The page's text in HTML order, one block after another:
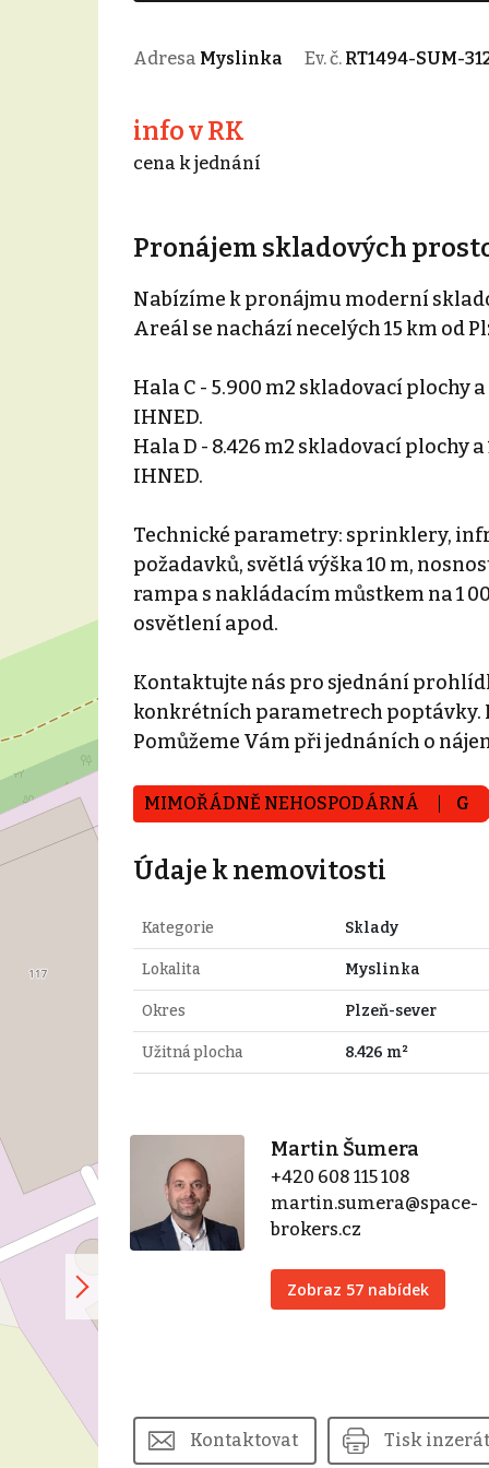
Adresa Myslinka Ev. č. RT1494-SUM-
info v RK
cena k jednání
Pronájem skladových
Nabízíme k pronájmu moderní
Areál se nachází necelých 15 km od
Hala C - 5.900 m2 skladovací plochy
IHNED.
Hala D - 8.426 m2 skladovací plochy
IHNED.
Technické parametry: sprinklery,
požadavků, světlá výška 10 m,
rampa s nakládacím můstkem na 1
osvětlení apod.
Kontaktujte nás pro sjednání
konkrétních parametrech
Pomůžeme Vám při jednáních o
MIMOŘÁDNĚ NEHOSPODÁRNÁ G
Údaje k nemovitosti
Kategorie Sklady
Lokalita Myslinka
Okres Plzeň-sever
Užitná plocha 8.426 m²
Martin Šumera
+420 608 115 108
martin.sumera@space-
brokers.cz
Zobraz 57 nabídek
Kontaktovat Tisk